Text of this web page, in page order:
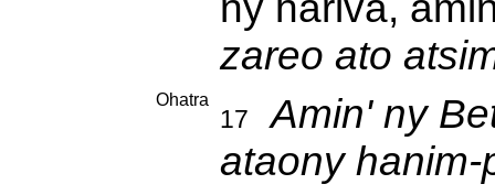
zareo ato
Ohatra
17
Amin' ny
ataony hanim-